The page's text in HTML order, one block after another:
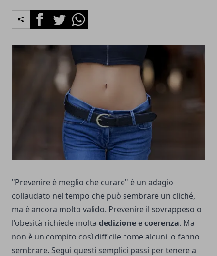
FacebookTwitterWhatsapp
"Prevenire è meglio che curare" è un adagio
collaudato nel tempo che può sembrare un cliché,
ma è ancora molto valido. Prevenire il sovrappeso o
l'obesità richiede molta dedizione e coerenza. Ma
non è un compito così difficile come alcuni lo fanno
sembrare. Segui questi semplici passi per tenere a